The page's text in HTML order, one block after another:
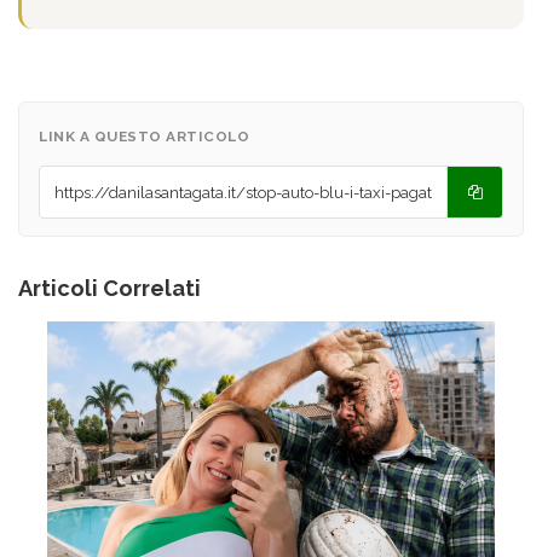
LINK A QUESTO ARTICOLO
Articoli Correlati